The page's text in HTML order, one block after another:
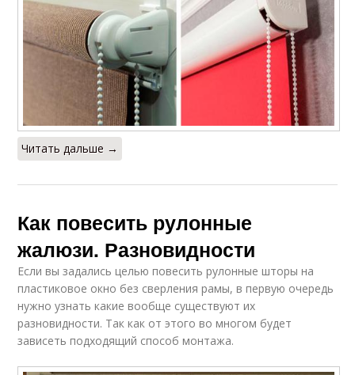
Читать дальше →
Как повесить рулонные
жалюзи. Разновидности
Если вы задались целью повесить рулонные шторы на
пластиковое окно без сверления рамы, в первую очередь
нужно узнать какие вообще существуют их
разновидности. Так как от этого во многом будет
зависеть подходящий способ монтажа.